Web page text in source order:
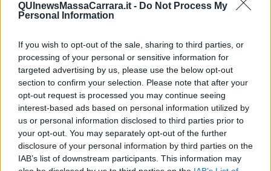
QUInewsMassaCarrara.it - Do Not Process My
Personal Information
If you wish to opt-out of the sale, sharing to third parties, or
processing of your personal or sensitive information for
targeted advertising by us, please use the below opt-out
section to confirm your selection. Please note that after your
opt-out request is processed you may continue seeing
interest-based ads based on personal information utilized by
us or personal information disclosed to third parties prior to
your opt-out. You may separately opt-out of the further
disclosure of your personal information by third parties on the
IAB’s list of downstream participants. This information may
MASSA —La lettera partita dagli uffici Scuola del Comune di
Massa è arrivata ai dirigenti scolastici per informarli che, "con la
ripresa dell'anno scolastico, sarà a rischio il servizio scuolabus".
Sarebbe una conseguenza della mancata approvazione del
bilancio consolidato 2016, legata ai problemi politici della
maggioranza in Comune che, nei giorni scorsi, aveva creato
problemi anche a 4 farmacisti.